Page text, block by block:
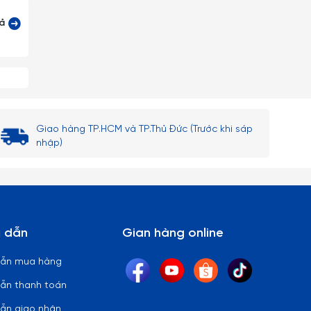
Giao hàng TP.HCM và TP.Thủ Đức (Trước khi sáp
nhập)
dẫn
mua hàng
thanh toán
Gian hàng online